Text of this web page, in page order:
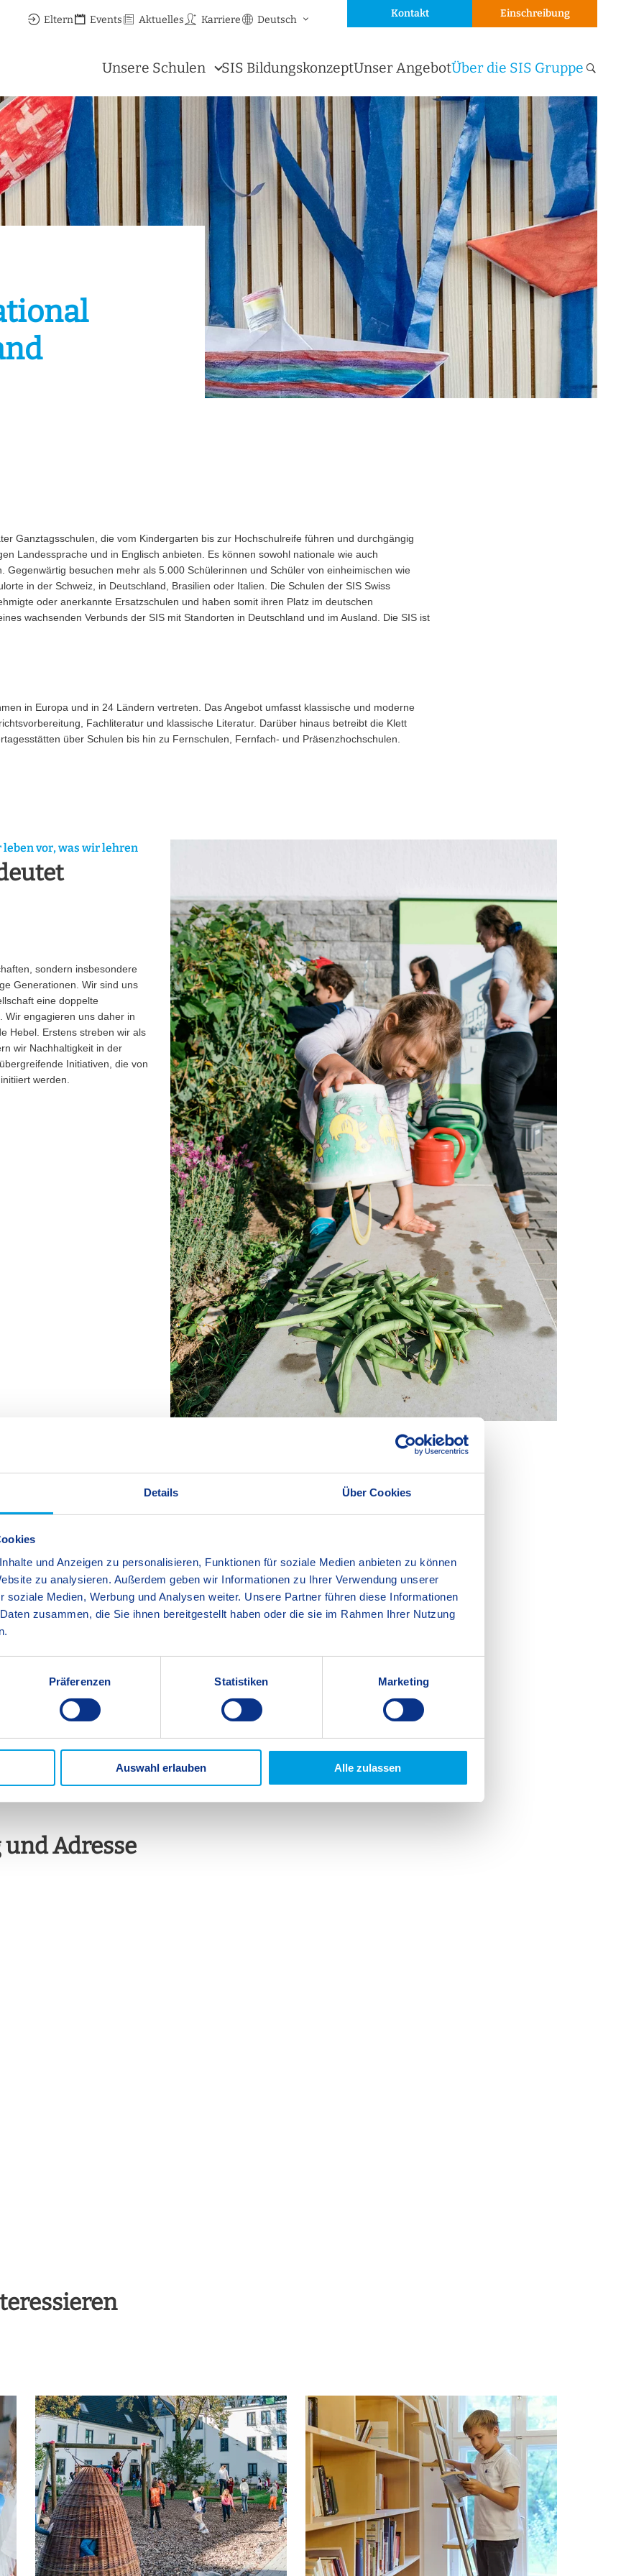
Details Über Cookies
und Anzeigen zu personalisieren, Funktionen für soziale Medien anbieten zu können
zu analysieren. Außerdem geben wir Informationen zu Ihrer Verwendung unserer
soziale Medien, Werbung und Analysen weiter. Unsere Partner führen diese Informationen
zusammen, die Sie ihnen bereitgestellt haben oder die sie im Rahmen Ihrer Nutzung
Präferenzen Statistiken Marketing
Auswahl erlauben Alle zulassen
Kontakt Einschreibung
Eltern Events Aktuelles Karriere Deutsch
Unsere Schulen SIS BildungskonzeptUnser AngebotÜber die SIS Gruppe
Ganztagsschulen, die vom Kindergarten bis zur Hochschulreife führen und durchgängig
Landessprache und in Englisch anbieten. Es können sowohl nationale wie auch
Gegenwärtig besuchen mehr als 5.000 Schülerinnen und Schüler von einheimischen wie
in der Schweiz, in Deutschland, Brasilien oder Italien. Die Schulen der SIS Swiss
oder anerkannte Ersatzschulen und haben somit ihren Platz im deutschen
wachsenden Verbunds der SIS mit Standorten in Deutschland und im Ausland. Die SIS ist
in Europa und in 24 Ländern vertreten. Das Angebot umfasst klassische und moderne
Fachliteratur und klassische Literatur. Darüber hinaus betreibt die Klett
über Schulen bis hin zu Fernschulen, Fernfach- und Präsenzhochschulen.
vor, was wir lehren
sondern insbesondere
Generationen. Wir sind uns
eine doppelte
Wir engagieren uns daher in
Hebel. Erstens streben wir als
wir Nachhaltigkeit in der
Initiativen, die von
werden.
und Qualitätsstandards:
Damit stellen wir sicher, dass die für alle SIS Schulen geltenden hohen Lehr- und
und Schüler die bestmögliche Lernerfahrung erhalten.
werden laufend evaluiert und weiterentwickelt.
SIS Stuttgart-Fellbach, SIS Ingolstadt, SIS Regensburg und SIS Kassel sind akkreditierte
Vergleichsprüfungen des ISA (International School Assessment) sowie nationale
Adresse